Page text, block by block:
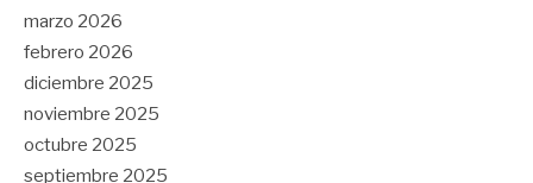
marzo 2026
febrero 2026
diciembre 2025
noviembre 2025
octubre 2025
septiembre 2025